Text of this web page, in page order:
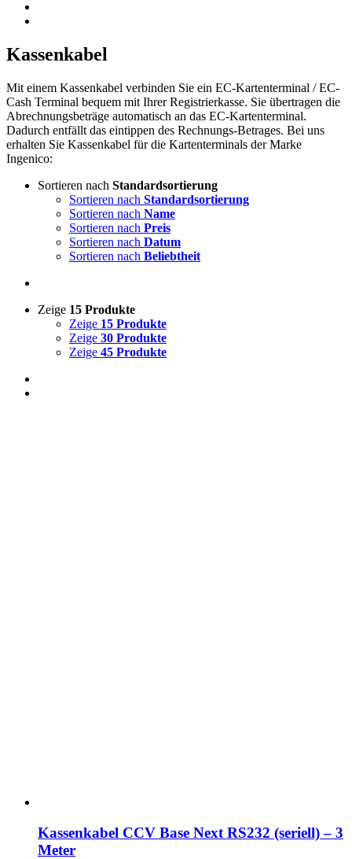
Kassenkabel
Mit einem Kassenkabel verbinden Sie ein EC-Kartenterminal / EC-
Cash Terminal bequem mit Ihrer Registrierkasse. Sie übertragen die
Abrechnungsbeträge automatisch an das EC-Kartenterminal.
Dadurch entfällt das eintippen des Rechnungs-Betrages. Bei uns
erhalten Sie Kassenkabel für die Kartenterminals der Marke
Ingenico:
Sortieren nach Standardsortierung
Sortieren nach Standardsortierung
Sortieren nach Name
Sortieren nach Preis
Sortieren nach Datum
Sortieren nach Beliebtheit
Zeige 15 Produkte
Zeige 15 Produkte
Zeige 30 Produkte
Zeige 45 Produkte
Kassenkabel CCV Base Next RS232 (seriell) – 3
Meter